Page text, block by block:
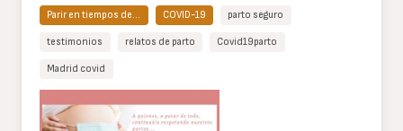
Parir en tiempos de… COVID-19 parto seguro
testimonios relatos de parto Covid19parto
Madrid covid
de